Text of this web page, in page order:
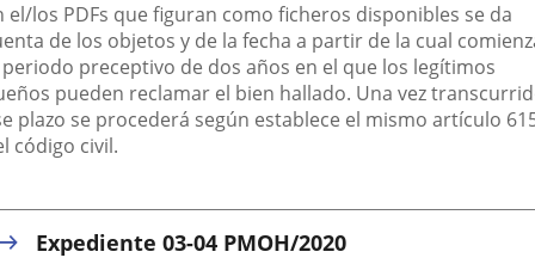
el/los PDFs que figuran como ficheros disponibles se da
de los objetos y de la fecha a partir de la cual
preceptivo de dos años en el que los legítimos
pueden reclamar el bien hallado. Una vez
plazo se procederá según establece el mismo artículo
código civil.
Expediente 03-04 PMOH/2020